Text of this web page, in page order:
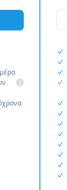
i